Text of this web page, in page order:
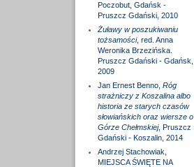
Poczobut, Gdańsk -
Pruszcz Gdański, 2010
Żuławy w poszukiwaniu
tożsamości, red. Anna
Weronika Brzezińska.
Pruszcz Gdański - Gdańsk,
2009
Jan Ernest Benno, Róg
strażniczy z Koszalina albo
historia ze starych czasów
słowiańskich oraz wiersze o
Górze Chełmskiej, Pruszcz
Gdański - Koszalin, 2014
Andrzej Stachowiak,
MIEJSCA ŚWIĘTE NA